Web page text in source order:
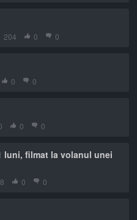
204 0 0
0 0
0 0
luni, filmat la volanul unei
8 0 0